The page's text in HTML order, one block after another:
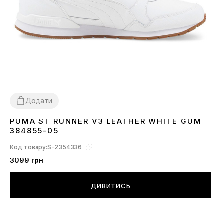
Додати
3642.5 434445
PUMA ST RUNNER V3 LEATHER WHITE GUM
384855-05
Код товару:S-2354336
3099 грн
ДИВИТИСЬ